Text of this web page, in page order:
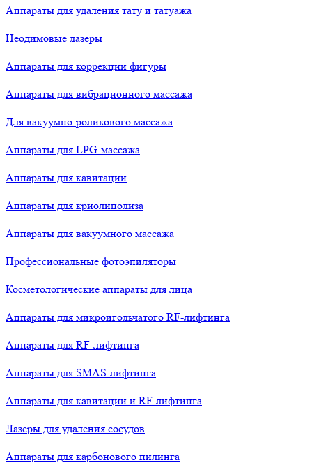
Аппараты для удаления тату и татуажа
Неодимовые лазеры
Аппараты для коррекции фигуры
Аппараты для вибрационного массажа
Для вакуумно-роликового массажа
Аппараты для LPG-массажа
Аппараты для кавитации
Аппараты для криолиполиза
Аппараты для вакуумного массажа
Профессиональные фотоэпиляторы
Косметологические аппараты для лица
Аппараты для микроигольчатого RF-лифтинга
Аппараты для RF-лифтинга
Аппараты для SMAS-лифтинга
Аппараты для кавитации и RF-лифтинга
Лазеры для удаления сосудов
Аппараты для карбонового пилинга